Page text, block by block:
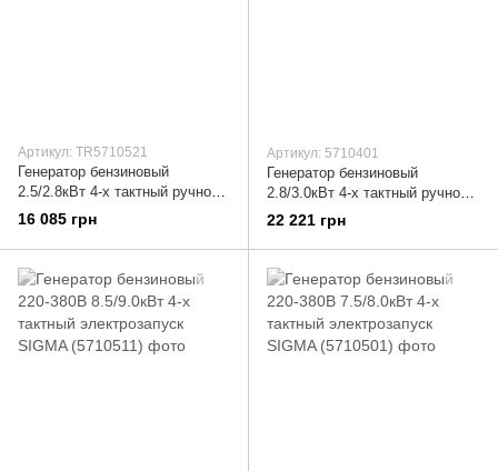
Артикул: TR5710521
Генератор бензиновый
2.5/2.8кВт 4-х тактный ручной
запуск Pro-S SIGMA (5710521)
16 085 грн
Артикул: 5710401
Генератор бензиновый
2.8/3.0кВт 4-х тактный ручной
запуск SIGMA (5710401)
22 221 грн